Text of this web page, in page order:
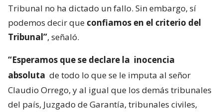
Tribunal no ha dictado un fallo. Sin embargo, sí
podemos decir que confiamos en el criterio del
Tribunal”, señaló.
“Esperamos que se declare la inocencia
absoluta de todo lo que se le imputa al señor
Claudio Orrego, y al igual que los demás tribunales
del país, Juzgado de Garantía, tribunales civiles,